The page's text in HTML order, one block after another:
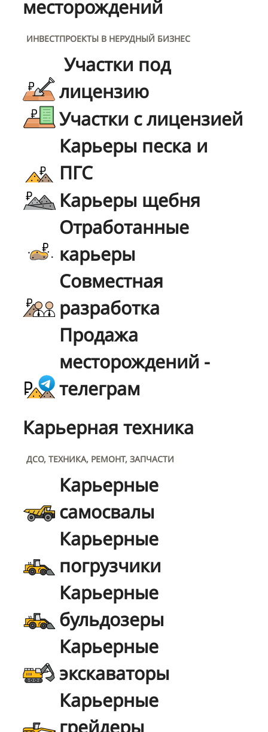
месторождений
ИНВЕСТПРОЕКТЫ В НЕРУДНЫЙ БИЗНЕС
Участки под
лицензию
Участки с лицензией
Карьеры песка и
ПГС
Карьеры щебня
Отработанные
карьеры
Совместная
разработка
Продажа
месторождений -
телеграм
Карьерная техника
ДСО, ТЕХНИКА, РЕМОНТ, ЗАПЧАСТИ
Карьерные
самосвалы
Карьерные
погрузчики
Карьерные
бульдозеры
Карьерные
экскаваторы
Карьерные
грейдеры